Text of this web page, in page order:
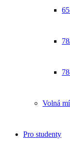
Volná
Pro studenty